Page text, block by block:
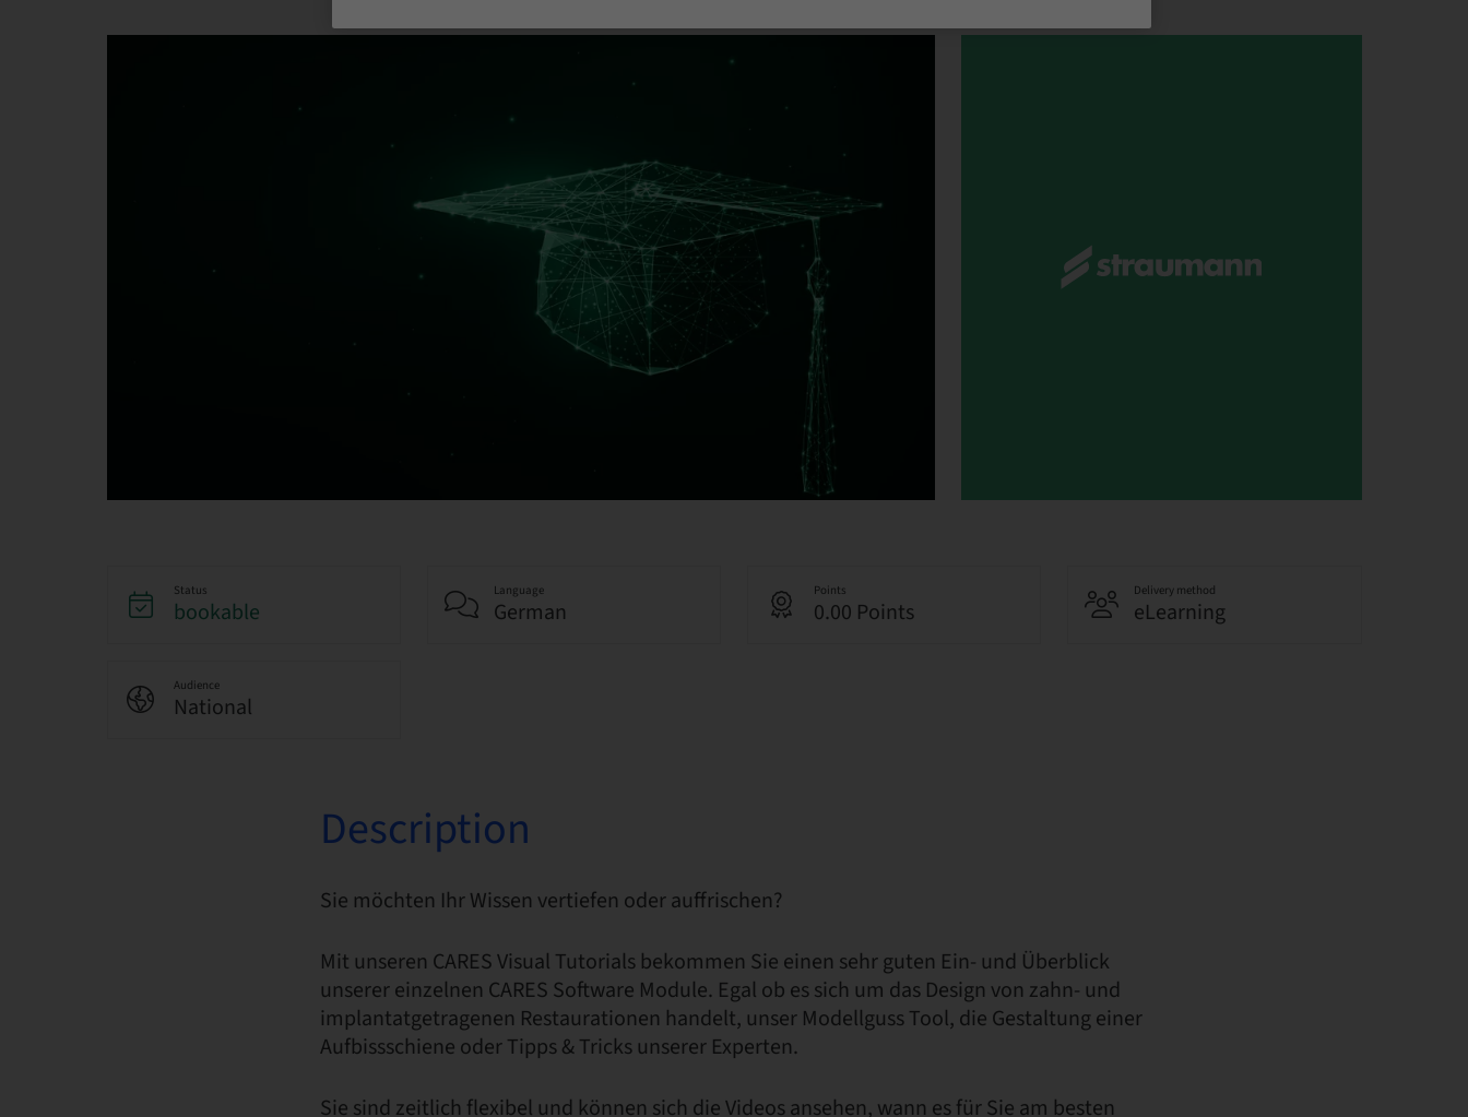
Status
bookable
Language
German
Points
0.00 Points
Delivery method
eLearning
Audience
National
Description
Sie möchten Ihr Wissen vertiefen oder auffrischen?
Mit unseren CARES Visual Tutorials bekommen Sie einen sehr guten Ein- und Überblick
unserer einzelnen CARES Software Module. Egal ob es sich um das Design von zahn- und
implantatgetragenen Restaurationen handelt, unser Modellguss Tool, die Gestaltung einer
Aufbissschiene oder Tipps & Tricks unserer Experten.
Sie sind zeitlich flexibel und können sich die Videos ansehen, wann es für Sie am besten